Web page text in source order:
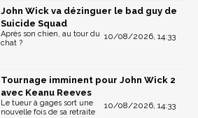
John Wick va dézinguer le bad guy de
Suicide Squad
10/08/2026, 14:33
Après son chien, au tour du
chat ?
Tournage imminent pour John Wick 2
avec Keanu Reeves
10/08/2026, 14:33
Le tueur à gages sort une
nouvelle fois de sa retraite